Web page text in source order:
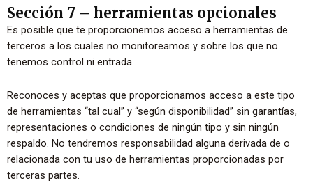
Sección 7 – herramientas opcionales
Es posible que te proporcionemos acceso a herramientas de
terceros a los cuales no monitoreamos y sobre los que no
tenemos control ni entrada.
Reconoces y aceptas que proporcionamos acceso a este tipo
de herramientas “tal cual” y “según disponibilidad” sin garantías,
representaciones o condiciones de ningún tipo y sin ningún
respaldo. No tendremos responsabilidad alguna derivada de o
relacionada con tu uso de herramientas proporcionadas por
terceras partes.